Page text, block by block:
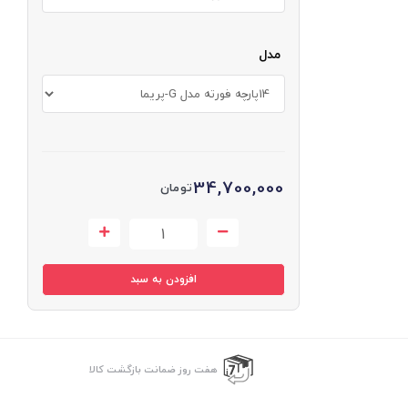
مدل
34,700,000تومان
افزودن به سبد
هفت روز ضمانت بازگشت کالا